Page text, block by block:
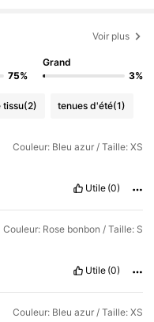
Voir plus
75%
Grand
3%
tissu(2) tenues d'été(1)
Couleur: Bleu azur / Taille: XS
Utile (0)
Couleur: Rose bonbon / Taille: S
Utile (0)
Couleur: Bleu azur / Taille: XS